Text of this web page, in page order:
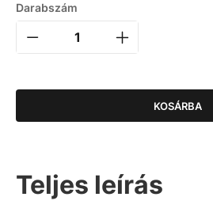
Darabszám
KOSÁRBA
Teljes leírás